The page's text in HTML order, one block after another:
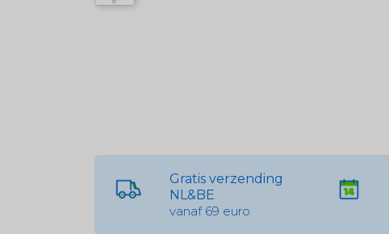
Gratis verzending
NL&BE
vanaf 69 euro